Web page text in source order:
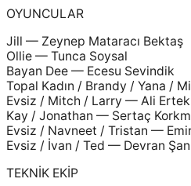
OYUNCULAR
Jill — Zeynep Mataracı Bektaş
Ollie — Tunca Soysal
Bayan Dee — Ecesu Sevindik
Topal Kadın / Brandy / Yana /
Evsiz / Mitch / Larry — Ali
Kay / Jonathan — Sertaç
Evsiz / Navneet / Tristan —
Evsiz / İvan / Ted — Devran
TEKNİK EKİP